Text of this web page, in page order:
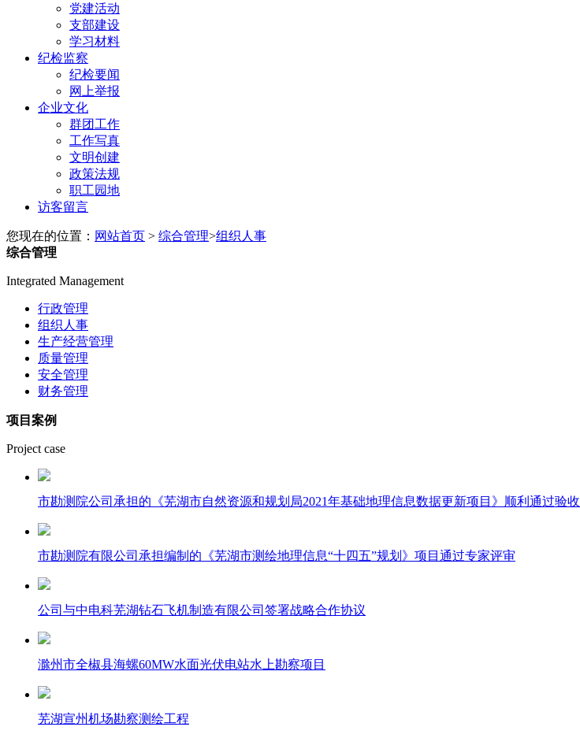
党建活动
支部建设
学习材料
纪检监察
纪检要闻
网上举报
企业文化
群团工作
工作写真
文明创建
政策法规
职工园地
访客留言
您现在的位置：​​​​ 网站首页 > 综合管理>组织人事
综合管理
Integrated Management
行政管理
组织人事
生产经营管理
质量管理
安全管理
财务管理
项目案例
Project case
市勘测院公司承担的《芜湖市自然资源和规划局2021年基础地理信息数据更新项目》顺利通过验收
市勘测院有限公司承担编制的《芜湖市测绘地理信息“十四五”规划》项目通过专家评审
公司与中电科芜湖钻石飞机制造有限公司签署战略合作协议
滁州市全椒县海螺60MW水面光伏电站水上勘察项目
芜湖宣州机场勘察测绘工程